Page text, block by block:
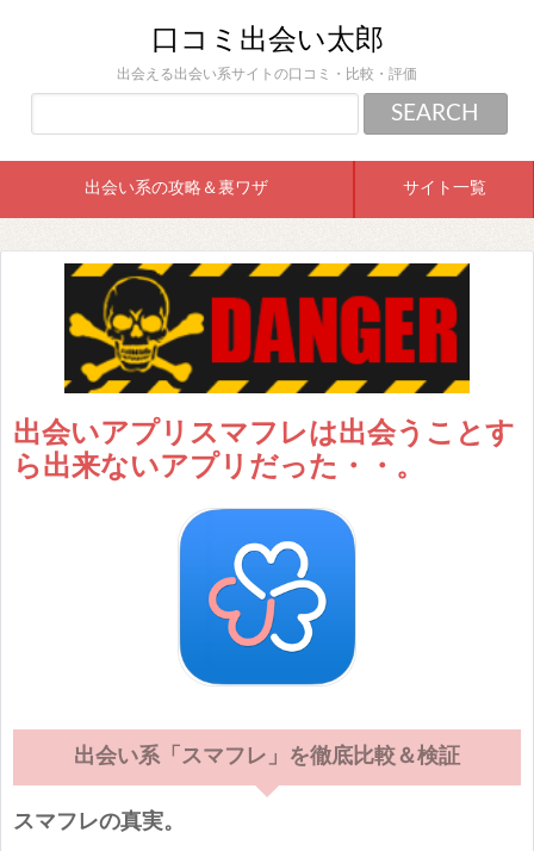
口コミ出会い太郎
出会える出会い系サイトの口コミ・比較・評価
出会い系の攻略＆裏ワザ サイト一覧
出会いアプリスマフレは出会うことす
ら出来ないアプリだった・・。
出会い系「スマフレ」を徹底比較＆検証
スマフレの真実。